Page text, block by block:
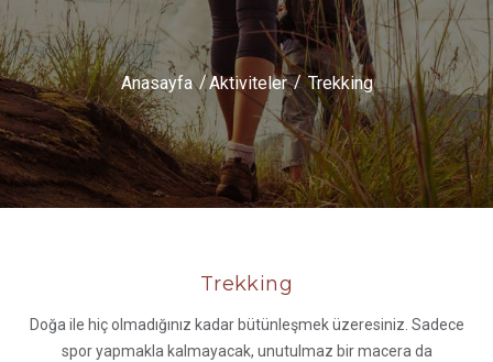
Anasayfa Aktiviteler Trekking
Trekking
Doğa ile hiç olmadığınız kadar bütünleşmek üzeresiniz. Sadece
spor yapmakla kalmayacak, unutulmaz bir macera da